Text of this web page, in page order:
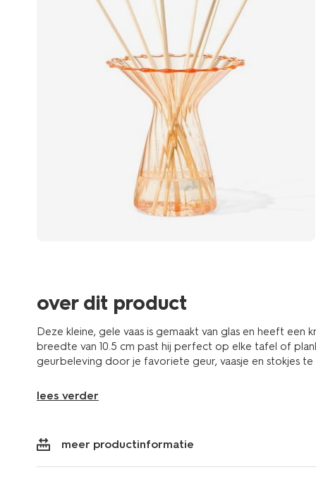
over dit product
Deze kleine, gele vaas is gemaakt van glas en heeft een
breedte van 10.5 cm past hij perfect op elke tafel of
geurbeleving door je favoriete geur, vaasje en stokjes te
lees verder
meer productinformatie